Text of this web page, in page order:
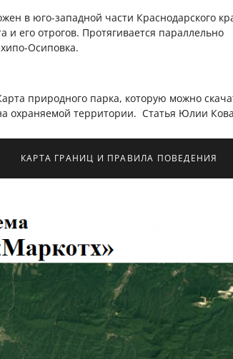
в юго-западной части Краснодарского
и его отрогов. Протягивается параллельно
Осиповка.
природного парка, которую можно
охраняемой территории. Статья Юлии
КАРТА ГРАНИЦ И ПРАВИЛА ПОВЕДЕНИЯ